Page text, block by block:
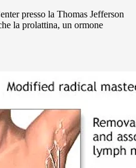
presso la Thomas Jefferson
la prolattina, un ormone